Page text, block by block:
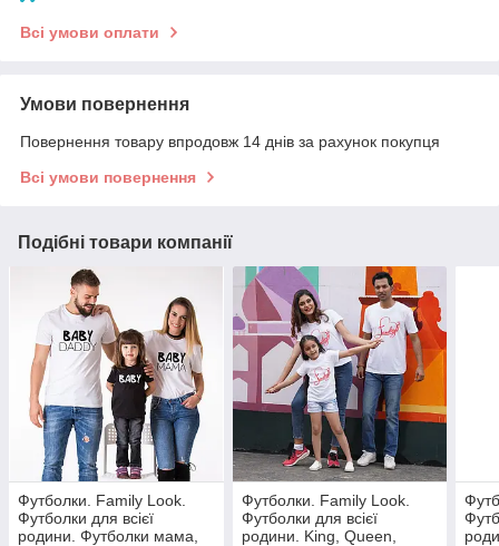
Всі умови оплати
Умови повернення
Повернення товару впродовж 14 днів за рахунок покупця
Всі умови повернення
Подібні товари компанії
Футболки. Family Look.
Футболки для всієї
родини. Футболки мама,
Футболки. Family Look.
Футболки для всієї
родини. King, Queen,